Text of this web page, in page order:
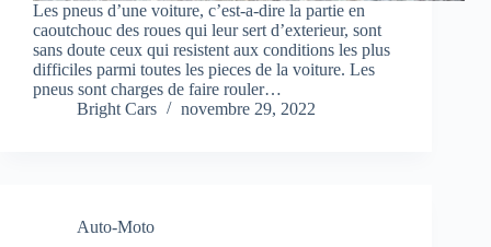
Les pneus d’une voiture, c’est-a-dire la partie en
caoutchouc des roues qui leur sert d’exterieur, sont
sans doute ceux qui resistent aux conditions les plus
difficiles parmi toutes les pieces de la voiture. Les
pneus sont charges de faire rouler…
Bright Cars
novembre 29, 2022
Auto-Moto